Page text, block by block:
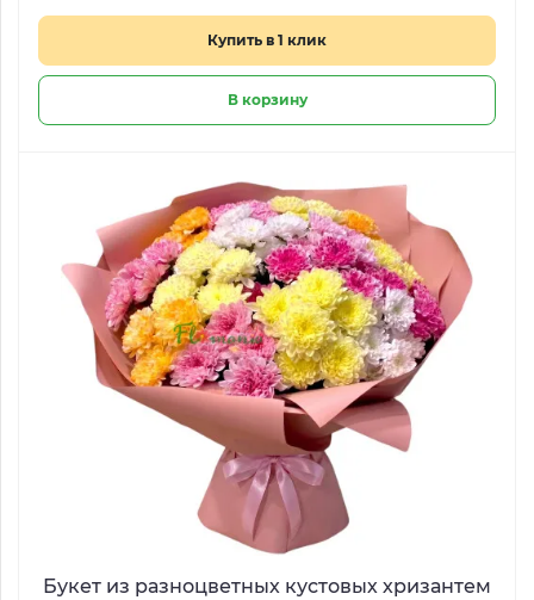
Купить в 1 клик
В корзину
Букет из разноцветных кустовых хризантем